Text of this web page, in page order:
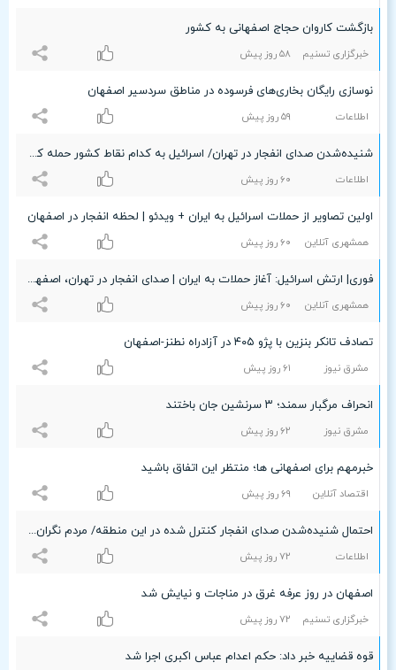
بازگشت کاروان حجاج اصفهانی به کشور
خبرگزاری تسنیم ۵۸ روز پیش
نوسازی رایگان بخاری‌های فرسوده در مناطق سردسیر اصفهان
اطلاعات ۵٩ روز پیش
شنیده‌شدن صدای انفجار در تهران/ اسرائیل به کدام نقاط کشور حمله کرد؟
اطلاعات ۶۰ روز پیش
اولین تصاویر از حملات اسرائیل به ایران + ویدئو | لحظه انفجار در اصفهان
همشهری آنلاین ۶۰ روز پیش
فوری| ارتش اسرائیل: آغاز حملات به ایران | صدای انفجار در تهران، اصفهان و تبریز شنیده‌ شد
همشهری آنلاین ۶۰ روز پیش
تصادف تانکر بنزین با پژو ۴۰۵ در آزادراه نطنز-اصفهان
مشرق نیوز ۶۱ روز پیش
انحراف مرگبار سمند؛ ۳ سرنشین جان باختند
مشرق نیوز ۶۲ روز پیش
خبرمهم برای اصفهانی ها؛ منتظر این اتفاق باشید
اقتصاد آنلاین ۶٩ روز پیش
احتمال شنیده‌شدن صدای انفجار کنترل شده در این منطقه/ مردم نگران نشوند
اطلاعات ۷۲ روز پیش
اصفهان در روز عرفه غرق در مناجات و نیایش شد
خبرگزاری تسنیم ۷۲ روز پیش
قوه قضاییه خبر داد: حکم اعدام عباس اکبری اجرا شد